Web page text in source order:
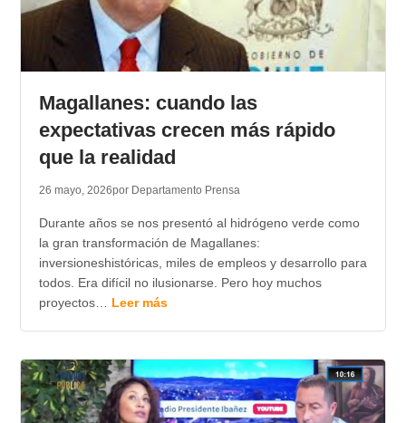
Magallanes: cuando las
expectativas crecen más rápido
que la realidad
26 mayo, 2026por Departamento Prensa
Durante años se nos presentó al hidrógeno verde como
la gran transformación de Magallanes:
inversioneshistóricas, miles de empleos y desarrollo para
todos. Era difícil no ilusionarse. Pero hoy muchos
proyectos… Leer más